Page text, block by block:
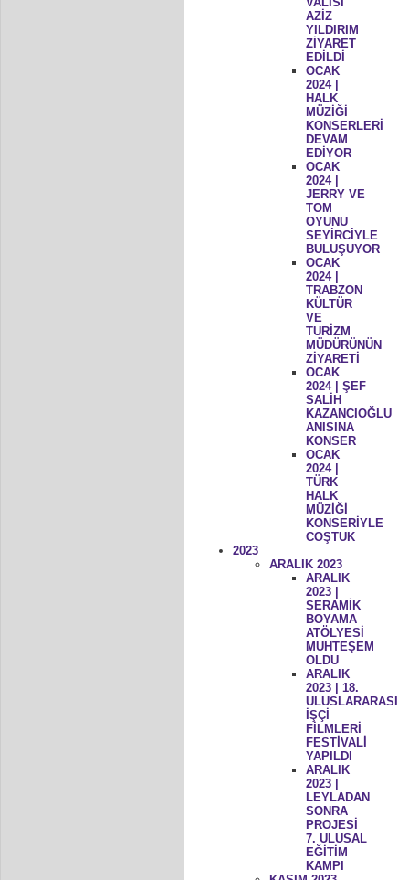
AZİZ
YILDIRIM
ZİYARET
EDİLDİ
OCAK
2024 |
HALK
MÜZİĞİ
KONSERLERİ
DEVAM
EDİYOR
OCAK
2024 |
JERRY VE
TOM
OYUNU
SEYİRCİYLE
BULUŞUYOR
OCAK
2024 |
TRABZON
KÜLTÜR
VE
TURİZM
MÜDÜRÜNÜN
ZİYARETİ
OCAK
2024 | ŞEF
SALİH
KAZANCIOĞLU
ANISINA
KONSER
OCAK
2024 |
TÜRK
HALK
MÜZİĞİ
KONSERİYLE
COŞTUK
2023
ARALIK 2023
ARALIK
2023 |
SERAMİK
BOYAMA
ATÖLYESİ
MUHTEŞEM
OLDU
ARALIK
2023 | 18.
ULUSLARARASI
İŞÇİ
FİLMLERİ
FESTİVALİ
YAPILDI
ARALIK
2023 |
LEYLADAN
SONRA
PROJESİ
7. ULUSAL
EĞİTİM
KAMPI